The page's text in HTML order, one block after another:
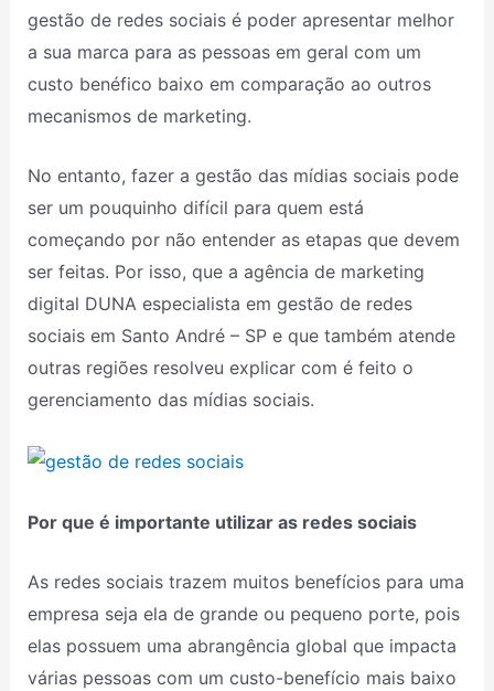
gestão de redes sociais é poder apresentar melhor
a sua marca para as pessoas em geral com um
custo benéfico baixo em comparação ao outros
mecanismos de marketing.
No entanto, fazer a gestão das mídias sociais pode
ser um pouquinho difícil para quem está
começando por não entender as etapas que devem
ser feitas. Por isso, que a agência de marketing
digital DUNA especialista em gestão de redes
sociais em Santo André – SP e que também atende
outras regiões resolveu explicar com é feito o
gerenciamento das mídias sociais.
Por que é importante utilizar as redes sociais
As redes sociais trazem muitos benefícios para uma
empresa seja ela de grande ou pequeno porte, pois
elas possuem uma abrangência global que impacta
várias pessoas com um custo-benefício mais baixo